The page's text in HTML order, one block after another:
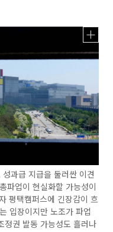
과급 지급을 둘러싼 이견
파업이 현실화할 가능성이
평택캠퍼스에 긴장감이 흐
입장이지만 노조가 파업
정권 발동 가능성도 흘러나